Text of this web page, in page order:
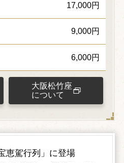
17,000円
9,000円
6,000円
大阪松竹座
について
恵駕行列」に登場